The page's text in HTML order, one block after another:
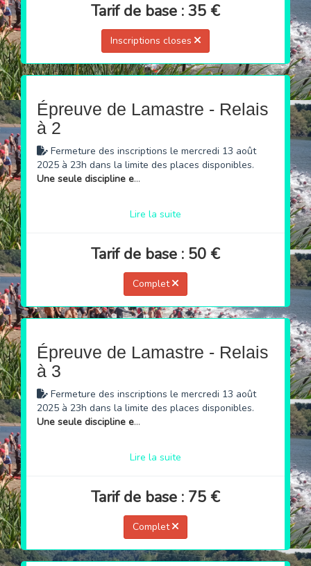
Tarif de base : 35 €
Inscriptions closes
Épreuve de Lamastre - Relais
à 2
Fermeture des inscriptions le mercredi 13 août
2025 à 23h dans la limite des places disponibles.
Une seule discipline en Benjamin et Minime
Lire la suite
Tarif de base : 50 €
Complet
Épreuve de Lamastre - Relais
à 3
Fermeture des inscriptions le mercredi 13 août
2025 à 23h dans la limite des places disponibles.
Une seule discipline en Benjamin et Minime
Lire la suite
Tarif de base : 75 €
Complet